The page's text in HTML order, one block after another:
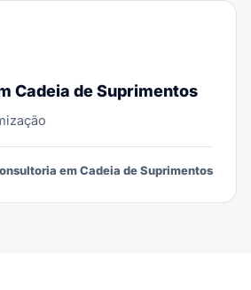
Cadeia de Suprimentos
em Cadeia de Suprimentos